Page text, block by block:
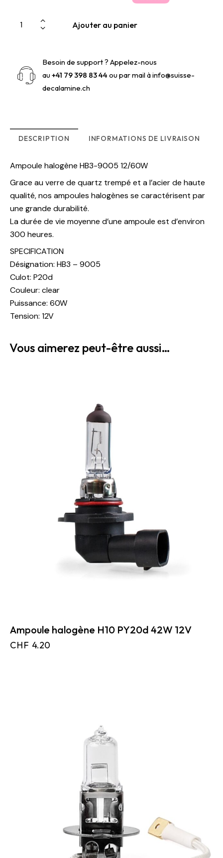
Ajouter au panier
Besoin de support ? Appelez-nous
au+41 79 398 83 44ou par mail àinfo@suisse-
decalamine.ch
DESCRIPTION INFORMATIONS DE LIVRAISON
Ampoule halogène HB3-9005 12/60W
Grace au verre de quartz trempé et a l’acier de haute
qualité, nos ampoules halogènes se caractérisent par
une grande durabilité.
La durée de vie moyenne d’une ampoule est d’environ
300 heures.
SPECIFICATION
Désignation: HB3 – 9005
Culot: P20d
Couleur: clear
Puissance: 60W
Tension: 12V
Vous aimerez peut-être aussi…
Ampoule halogène H10 PY20d 42W 12V
CHF 4.20